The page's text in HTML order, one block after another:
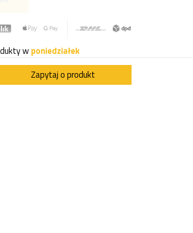
wponiedziałek
Zapytaj o produkt